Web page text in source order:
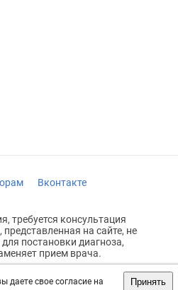
даете свое согласие на
Принять
Вконтакте
требуется консультация
на сайте, не
постановки диагноза,
прием врача.